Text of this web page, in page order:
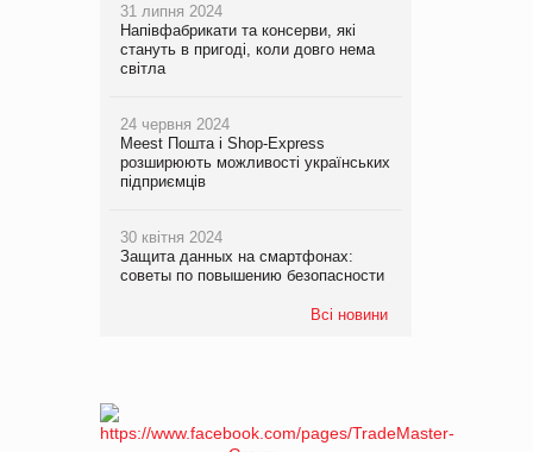
31 липня 2024
Напівфабрикати та консерви, які
стануть в пригоді, коли довго нема
світла
24 червня 2024
Meest Пошта і Shop-Express
розширюють можливості українських
підприємців
30 квітня 2024
Защита данных на смартфонах:
советы по повышению безопасности
Всі новини